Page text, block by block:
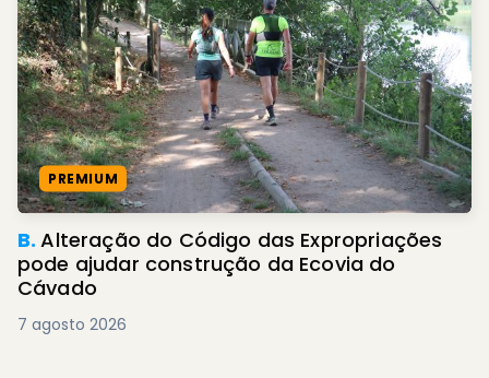
PREMIUM
B.Alteração do Código das Expropriações
pode ajudar construção da Ecovia do
Cávado
7 agosto 2026